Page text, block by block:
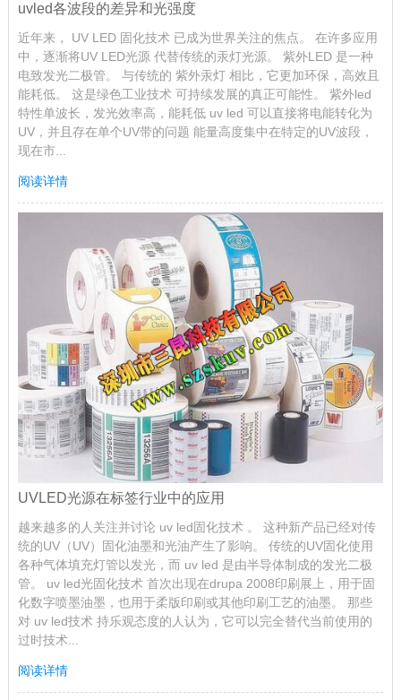
uvled各波段的差异和光强度
近年来， UV LED 固化技术 已成为世界关注的焦点。 在许多应用
中，逐渐将UV LED光源 代替传统的汞灯光源。 紫外LED 是一种
电致发光二极管。 与传统的 紫外汞灯 相比，它更加环保，高效且
能耗低。 这是绿色工业技术 可持续发展的真正可能性。 紫外led
特性单波长，发光效率高，能耗低 uv led 可以直接将电能转化为
UV，并且存在单个UV带的问题 能量高度集中在特定的UV波段，
现在市...
阅读详情
UVLED光源在标签行业中的应用
越来越多的人关注并讨论 uv led固化技术 。 这种新产品已经对传
统的UV（UV）固化油墨和光油产生了影响。 传统的UV固化使用
各种气体填充灯管以发光，而 uv led 是由半导体制成的发光二极
管。 uv led光固化技术 首次出现在drupa 2008印刷展上，用于固
化数字喷墨油墨，也用于柔版印刷或其他印刷工艺的油墨。 那些
对 uv led技术 持乐观态度的人认为，它可以完全替代当前使用的
过时技术...
阅读详情